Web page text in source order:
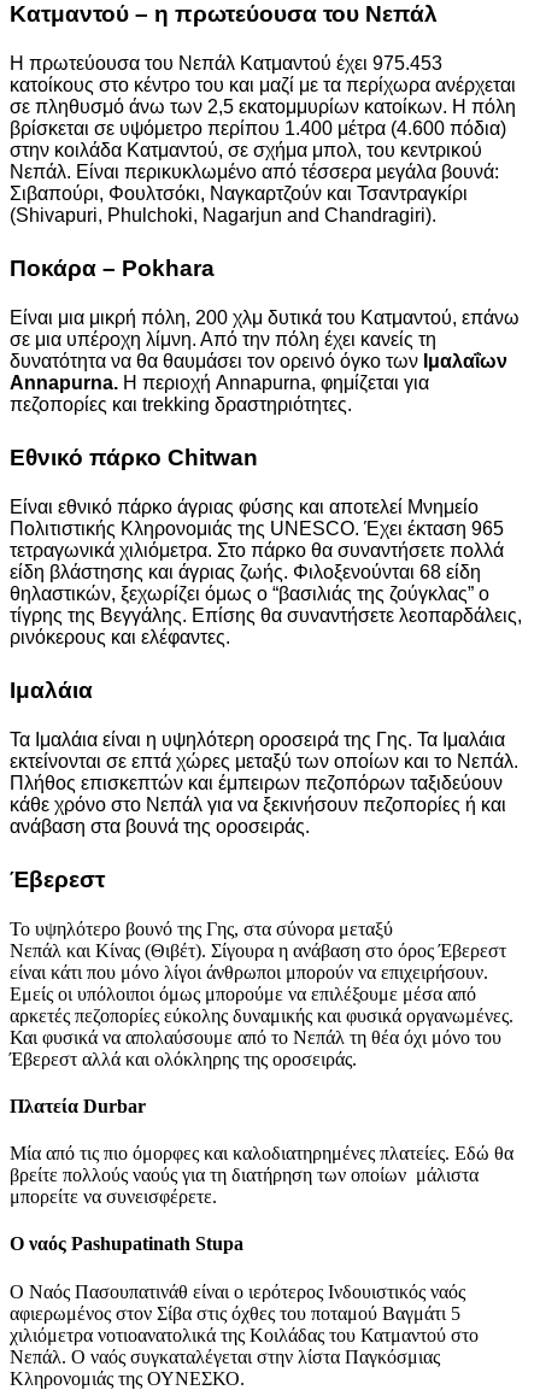
Κατμαντού – η πρωτεύουσα του Νεπάλ
Η πρωτεύουσα του Νεπάλ Κατμαντού έχει 975.453
κατοίκους στο κέντρο του και μαζί με τα περίχωρα ανέρχεται
σε πληθυσμό άνω των 2,5 εκατομμυρίων κατοίκων. Η πόλη
βρίσκεται σε υψόμετρο περίπου 1.400 μέτρα (4.600 πόδια)
στην κοιλάδα Κατμαντού, σε σχήμα μπολ, του κεντρικού
Νεπάλ. Είναι περικυκλωμένο από τέσσερα μεγάλα βουνά:
Σιβαπούρι, Φουλτσόκι, Ναγκαρτζούν και Τσαντραγκίρι
(Shivapuri, Phulchoki, Nagarjun and Chandragiri).
Ποκάρα – Pokhara
Είναι μια μικρή πόλη, 200 χλμ δυτικά του Κατμαντού, επάνω
σε μια υπέροχη λίμνη. Από την πόλη έχει κανείς τη
δυνατότητα να θα θαυμάσει τον ορεινό όγκο των Ιμαλαΐων
Annapurna. Η περιοχή Annapurna, φημίζεται για
πεζοπορίες και trekking δραστηριότητες.
Εθνικό πάρκο Chitwan
Είναι εθνικό πάρκο άγριας φύσης και αποτελεί Μνημείο
Πολιτιστικής Κληρονομιάς της UNESCO. Έχει έκταση 965
τετραγωνικά χιλιόμετρα. Στο πάρκο θα συναντήσετε πολλά
είδη βλάστησης και άγριας ζωής. Φιλοξενούνται 68 είδη
θηλαστικών, ξεχωρίζει όμως ο “βασιλιάς της ζούγκλας” ο
τίγρης της Βεγγάλης. Επίσης θα συναντήσετε λεοπαρδάλεις,
ρινόκερους και ελέφαντες.
Ιμαλάια
Τα Ιμαλάια είναι η υψηλότερη οροσειρά της Γης. Τα Ιμαλάια
εκτείνονται σε επτά χώρες μεταξύ των οποίων και το Νεπάλ.
Πλήθος επισκεπτών και έμπειρων πεζοπόρων ταξιδεύουν
κάθε χρόνο στο Νεπάλ για να ξεκινήσουν πεζοπορίες ή και
ανάβαση στα βουνά της οροσειράς.
Έβερεστ
Το υψηλότερο βουνό της Γης, στα σύνορα μεταξύ
Νεπάλ και Κίνας (Θιβέτ). Σίγουρα η ανάβαση στο όρος Έβερεστ
είναι κάτι που μόνο λίγοι άνθρωποι μπορούν να επιχειρήσουν.
Εμείς οι υπόλοιποι όμως μπορούμε να επιλέξουμε μέσα από
αρκετές πεζοπορίες εύκολης δυναμικής και φυσικά οργανωμένες.
Και φυσικά να απολαύσουμε από το Νεπάλ τη θέα όχι μόνο του
Έβερεστ αλλά και ολόκληρης της οροσειράς.
Πλατεία Durbar
Μία από τις πιο όμορφες και καλοδιατηρημένες πλατείες. Εδώ θα
βρείτε πολλούς ναούς για τη διατήρηση των οποίων μάλιστα
μπορείτε να συνεισφέρετε.
Ο ναός Pashupatinath Stupa
Ο Ναός Πασουπατινάθ είναι ο ιερότερος Ινδουιστικός ναός
αφιερωμένος στον Σίβα στις όχθες του ποταμού Βαγμάτι 5
χιλιόμετρα νοτιοανατολικά της Κοιλάδας του Κατμαντού στο
Νεπάλ. Ο ναός συγκαταλέγεται στην λίστα Παγκόσμιας
Κληρονομιάς της ΟΥΝΕΣΚΟ.